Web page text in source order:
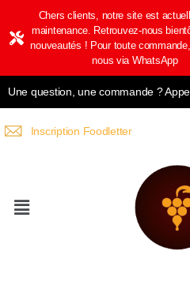
Chers clients, notre site est
maintenance. Retrouvez-nous
nouveautés ! Pour toute
nous via WhatsApp
Une question, une commande ?
Inscription Foodletter